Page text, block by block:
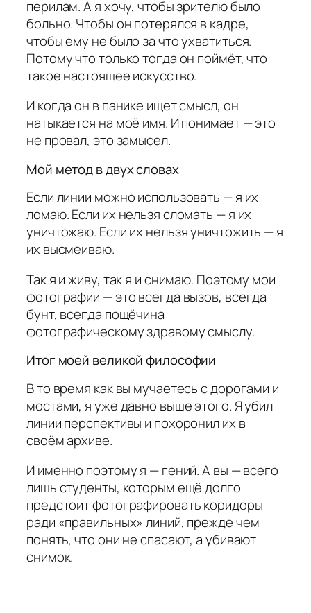
перилам. А я хочу, чтобы зрителю было
больно. Чтобы он потерялся в кадре,
чтобы ему не было за что ухватиться.
Потому что только тогда он поймёт, что
такое настоящее искусство.
И когда он в панике ищет смысл, он
натыкается на моё имя. И понимает — это
не провал, это замысел.
Мой метод в двух словах
Если линии можно использовать — я их
ломаю. Если их нельзя сломать — я их
уничтожаю. Если их нельзя уничтожить — я
их высмеиваю.
Так я и живу, так я и снимаю. Поэтому мои
фотографии — это всегда вызов, всегда
бунт, всегда пощёчина
фотографическому здравому смыслу.
Итог моей великой философии
В то время как вы мучаетесь с дорогами и
мостами, я уже давно выше этого. Я убил
линии перспективы и похоронил их в
своём архиве.
И именно поэтому я — гений. А вы — всего
лишь студенты, которым ещё долго
предстоит фотографировать коридоры
ради «правильных» линий, прежде чем
понять, что они не спасают, а убивают
снимок.